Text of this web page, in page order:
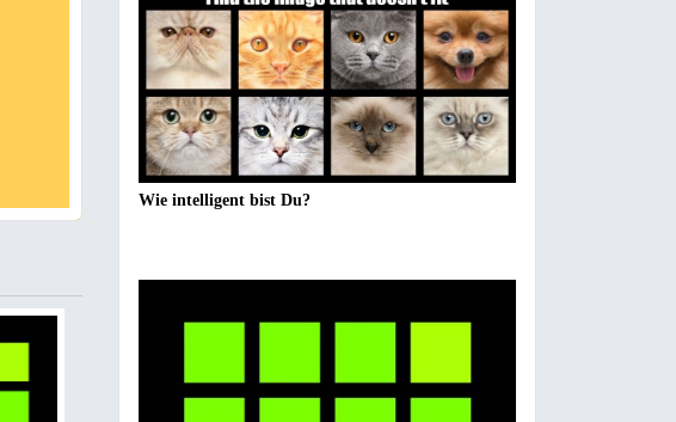
Wie intelligent bist Du?